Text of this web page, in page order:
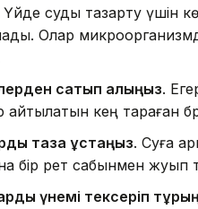
Үйде суды тазарту үшін
Олар
сатып алыңыз.
айтылатын кең тараған
таза ұстаңыз. Суға
бір рет сабынмен жуып
үнемі тексеріп